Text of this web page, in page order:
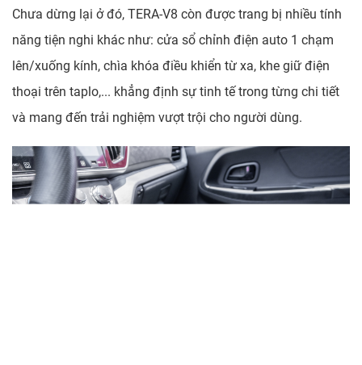
Chưa dừng lại ở đó, TERA-V8 còn được trang bị nhiều tính
năng tiện nghi khác như: cửa sổ chỉnh điện auto 1 chạm
lên/xuống kính, chìa khóa điều khiển từ xa, khe giữ điện
thoại trên taplo,... khẳng định sự tinh tế trong từng chi tiết
và mang đến trải nghiệm vượt trội cho người dùng.